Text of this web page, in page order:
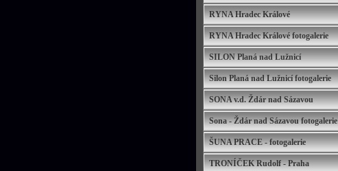
RYNA Hradec Králové
RYNA Hradec Králové fotogalerie
SILON Planá nad Lužnicí
Silon Planá nad Lužnicí fotogalerie
SONA v.d. Ždár nad Sázavou
Sona - Ždár nad Sázavou fotogalerie
ŠUNA PRACE - fotogalerie
TRONÍČEK Rudolf - Praha